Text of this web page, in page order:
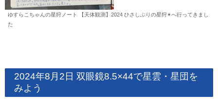
ゆすらこちゃんの星狩ノート 【天体観測】2024 ひさしぶりの星狩✴︎へ行ってきまし
た
2024年8月2日 双眼鏡8.5×44で星雲・星団を
みよう